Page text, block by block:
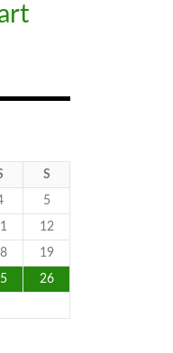
S
5
12
19
26